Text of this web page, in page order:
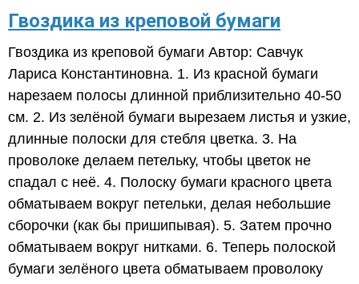
Гвоздика из креповой бумаги
Гвоздика из креповой бумаги Автор: Савчук
Лариса Константиновна. 1. Из красной бумаги
нарезаем полосы длинной приблизительно 40-50
см. 2. Из зелёной бумаги вырезаем листья и узкие,
длинные полоски для стебля цветка. 3. На
проволоке делаем петельку, чтобы цветок не
спадал с неё. 4. Полоску бумаги красного цвета
обматываем вокруг петельки, делая небольшие
сборочки (как бы пришипывая). 5. Затем прочно
обматываем вокруг нитками. 6. Теперь полоской
бумаги зелёного цвета обматываем проволоку